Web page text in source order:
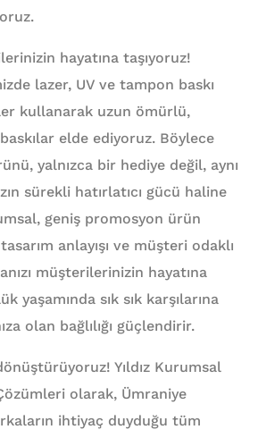
hayatına taşıyoruz!
lazer, UV ve tampon baskı
kullanarak uzun ömürlü,
elde ediyoruz. Böylece
yalnızca bir hediye değil, aynı
sürekli hatırlatıcı gücü haline
geniş promosyon ürün
anlayışı ve müşteri odaklı
müşterilerinizin hayatına
yaşamında sık sık karşılarına
olan bağlılığı güçlendirir.
dönüştürüyoruz! Yıldız Kurumsal
olarak, Ümraniye
ihtiyaç duyduğu tüm